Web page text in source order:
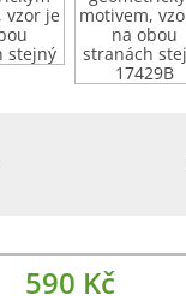
590 Kč